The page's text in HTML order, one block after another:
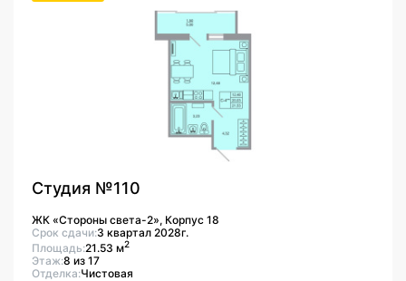
Студия №110
ЖК «Стороны света-2», Корпус 18
Срок сдачи:3 квартал 2028г.
Площадь:21.53 м2
Этаж:8 из 17
Отделка:Чистовая